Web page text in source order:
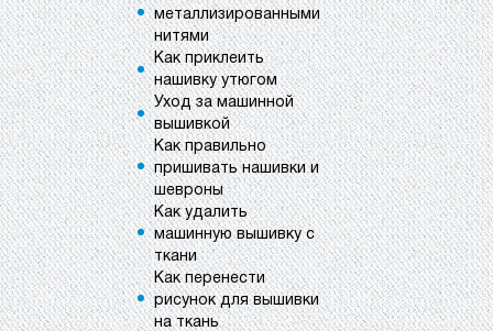
металлизированными
нитями
Как приклеить
нашивку утюгом
Уход за машинной
вышивкой
Как правильно
пришивать нашивки и
шевроны
Как удалить
машинную вышивку с
ткани
Как перенести
рисунок для вышивки
на ткань